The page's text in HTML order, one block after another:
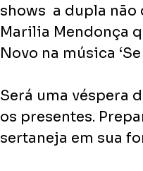
shows  a dupla
Marilia Mendonça
Novo na música ‘Se
Será uma véspera
os presentes.
sertaneja em sua